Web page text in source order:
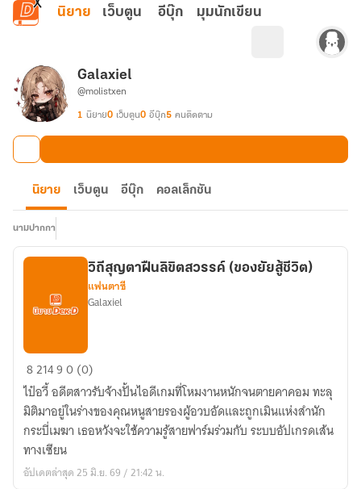
ข้ามไปยังเนื้อหาหลัก
นิยาย เว็บตูน อีบุ๊ก มุมนักเขียน
Galaxiel
@molistxen
1 นิยาย0 เว็บตูน0 อีบุ๊ก5 คนติดตาม
นิยาย เว็บตูน อีบุ๊ก คอลเล็กชัน
นามปากกา
วิถี
สุญตา
ฝืน
ลิขิต
สวรรค์
(ของ
ยัย
วิถีสุญตาฝืนลิขิตสวรรค์ (ของยัยสู้ชีวิต)
แฟนตาซี
Galaxiel
821490 (0)
ไป๋อวี้ อดีตสาวรับจ้างปั้นไอดีเกมที่โหมงานหนักจนตายคาคอม ทะลุ
มิติมาอยู่ในร่างของคุณหนูสายรองผู้อวบอัดและถูกเมินแห่งสำนัก
กระบี่เมฆา เธอหวังจะใช้ความรู้สายฟาร์มร่วมกับ ระบบอัปเกรดเส้น
ทางเซียน
อัปเดตล่าสุด 25 มิ.ย. 69 / 21:42 น.